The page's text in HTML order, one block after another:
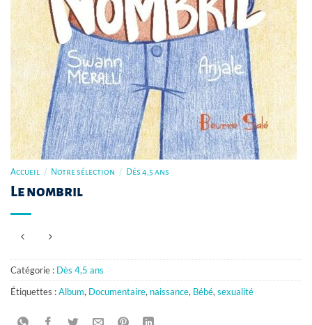
Accueil / Notre sélection / Dès 4,5 ans
Le nombril
Catégorie : Dès 4,5 ans
Étiquettes :Album, Documentaire, naissance, Bébé,sexualité